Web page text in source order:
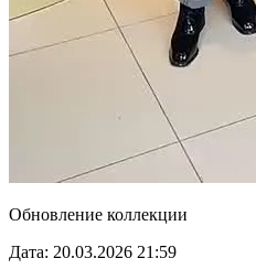
Обновление коллекции
Дата: 20.03.2026 21:59